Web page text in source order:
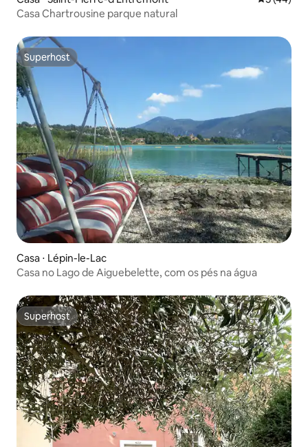
Casa Chartrousine parque natural
Superhost
Superhost
Casa ⋅ Lépin-le-Lac
Casa no Lago de Aiguebelette, com os pés na água
Superhost
Superhost